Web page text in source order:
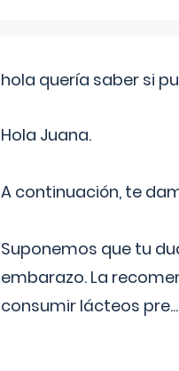
hola quería saber si
Hola Juana.
A continuación, te
Suponemos que tu
embarazo. La
consumir lácteos pre...